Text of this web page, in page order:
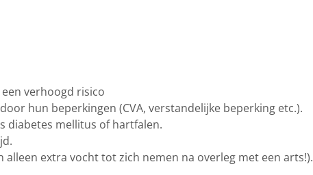
verhoogd risico
hun beperkingen (CVA, verstandelijke beperking etc.).
diabetes mellitus of hartfalen.
extra vocht tot zich nemen na overleg met een arts!).